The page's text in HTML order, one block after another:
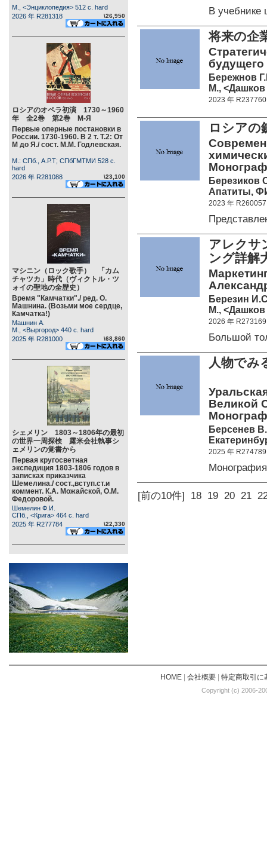
М., <Энциклопедия> 512 c. hard
2026 年 R281318
\26,950
ロシアのオペラ初演 1730～1960
年 全2巻 第2巻 М-Я
Первые оперные постановки в
России. 1730-1960. В 2 т. Т.2: От
М до Я./ сост. М.М. Годлевская.
М.: СПб., А.Р.Т; СПбГМТМИ 528 c.
hard
2026 年 R281088
\23,100
マシニン（ロック歌手） 「カム
チャツカ」時代（ヴィクトル・ツ
ォイの聖地の全歴史）
Время "Камчатки"./ ред. О.
Машнина. (Возьми мое сердце,
Камчатка!)
Машнин А.
М., <Выргород> 440 c. hard
2025 年 R281000
\68,860
シェメリン 1803～1806年の最初
の世界一周探検 露米会社執事シ
ェメリンの覚書から
Первая кругосветная
экспедиция 1803-1806 годов в
записках приказчика
Шемелина./ сост.,вступ.ст.и
коммент. К.А. Можайской, О.М.
Федоровой.
Шемелин Ф.И.
СПб., <Крига> 464 c. hard
2025 年 R277784
\22,330
В учебнике
将来の企
будущего
Бережнов
М., <Дашков
2023 年 R237760
ロシアの
Березиков
Апатиты,
2023 年 R260057
アレクサ
ング詳解
Березин
М., <Дашков
2026 年 R273169
Большой
人物で
Великой
Берсенев
2025 年 R274789
[前の10件] 18 19 20 21
HOME| 会社概要| 特定商取引に
Copyright (c) 2006-